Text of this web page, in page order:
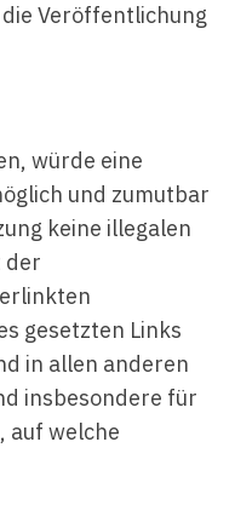
Veröffentlichung
würde eine
und zumutbar
keine illegalen
der
gesetzten Links
in allen anderen
insbesondere für
auf welche